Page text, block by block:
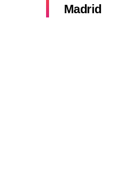
Madrid